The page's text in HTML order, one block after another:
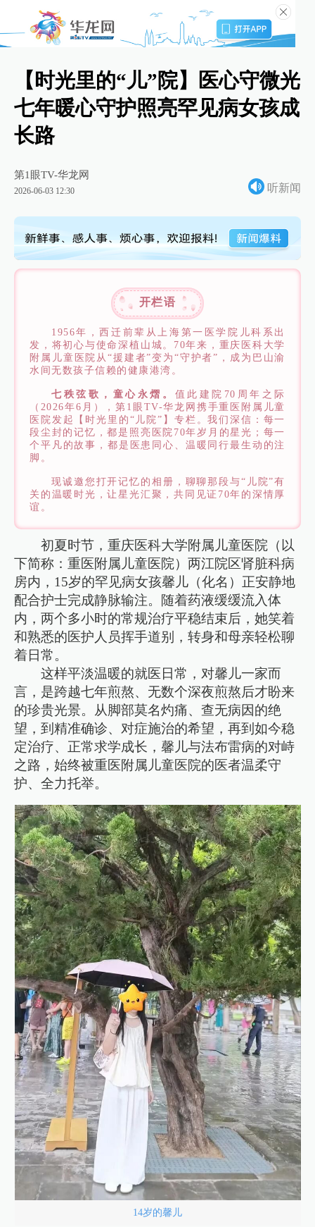
【时光里的“儿”院】医心守微光
七年暖心守护照亮罕见病女孩成
长路
第1眼TV-华龙网
2026-06-03 12:30 听新闻
开栏语
1956年，西迁前辈从上海第一医学院儿科系出
发，将初心与使命深植山城。70年来，重庆医科大学
附属儿童医院从“援建者”变为“守护者”，成为巴山渝
水间无数孩子信赖的健康港湾。
七秩弦歌，童心永熠。 值此建院70周年之际
（2026年6月），第1眼TV-华龙网携手重医附属儿童
医院发起【时光里的“儿院”】专栏。我们深信：每一
段尘封的记忆，都是照亮医院70年岁月的星光；每一
个平凡的故事，都是医患同心、温暖同行最生动的注
脚。
现诚邀您打开记忆的相册，聊聊那段与“儿院”有
关的温暖时光，让星光汇聚，共同见证70年的深情厚
谊。
初夏时节，重庆医科大学附属儿童医院（以
下简称：重医附属儿童医院）两江院区肾脏科病
房内，15岁的罕见病女孩馨儿（化名）正安静地
配合护士完成静脉输注。随着药液缓缓流入体
内，两个多小时的常规治疗平稳结束后，她笑着
和熟悉的医护人员挥手道别，转身和母亲轻松聊
着日常。
这样平淡温暖的就医日常，对馨儿一家而
言，是跨越七年煎熬、无数个深夜煎熬后才盼来
的珍贵光景。从脚部莫名灼痛、查无病因的绝
望，到精准确诊、对症施治的希望，再到如今稳
定治疗、正常求学成长，馨儿与法布雷病的对峙
之路，始终被重医附属儿童医院的医者温柔守
护、全力托举。
14岁的馨儿